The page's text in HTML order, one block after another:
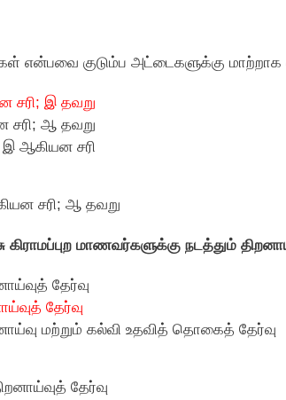
என்பவை குடும்ப அட்டைகளுக்கு
இ தவறு
ஆ தவறு
ஆகியன சரி
சரி; ஆ தவறு
கிராமப்புற மாணவர்களுக்கு நடத்தும்
தேர்வு
தேர்வு
மற்றும் கல்வி உதவித் தொகைத் தேர்வு
தேர்வு